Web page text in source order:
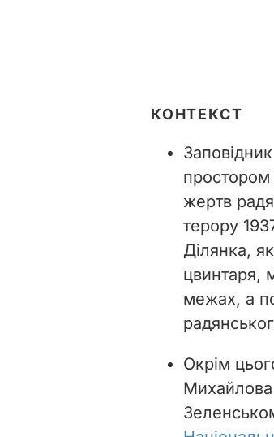
КОНТЕКСТ
простором
жертв
терору
Ділянка,
цвинтаря,
межах, а
Окрім
Михайлова